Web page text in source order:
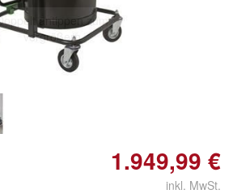
antippen zum
vergrößern
1.949,99 €
inkl. MwSt.